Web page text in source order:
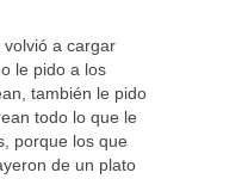
a cargar
le pido a los
también le pido
todo lo que le
porque los que
de un plato